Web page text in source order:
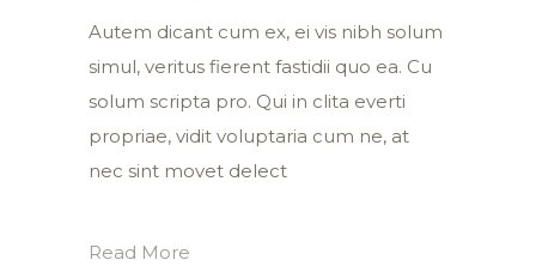
Autem dicant cum ex, ei vis nibh solum
simul, veritus fierent fastidii quo ea. Cu
solum scripta pro. Qui in clita everti
propriae, vidit voluptaria cum ne, at
nec sint movet delect
Read More